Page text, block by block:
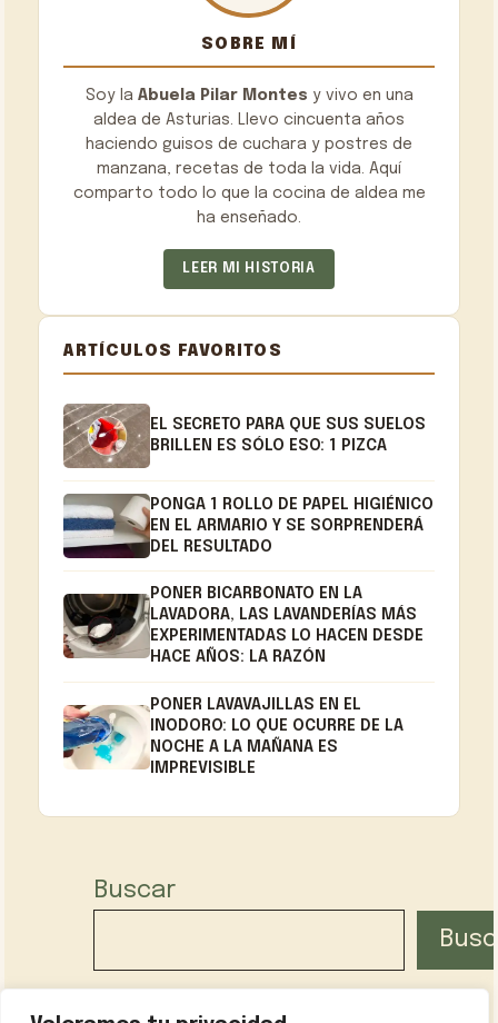
SOBRE MÍ
Soy la Abuela Pilar Montes y vivo en una
aldea de Asturias. Llevo cincuenta años
haciendo guisos de cuchara y postres de
manzana, recetas de toda la vida. Aquí
comparto todo lo que la cocina de aldea me
ha enseñado.
LEER MI HISTORIA
ARTÍCULOS FAVORITOS
EL SECRETO PARA QUE SUS SUELOS
BRILLEN ES SÓLO ESO: 1 PIZCA
PONGA 1 ROLLO DE PAPEL HIGIÉNICO
EN EL ARMARIO Y SE SORPRENDERÁ
DEL RESULTADO
PONER BICARBONATO EN LA
LAVADORA, LAS LAVANDERÍAS MÁS
EXPERIMENTADAS LO HACEN DESDE
HACE AÑOS: LA RAZÓN
PONER LAVAVAJILLAS EN EL
INODORO: LO QUE OCURRE DE LA
NOCHE A LA MAÑANA ES
IMPREVISIBLE
Buscar